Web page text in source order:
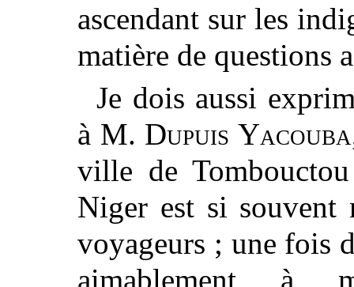
ascendant sur les
matière de questions
Je dois aussi
à M. Dupuis Yacouba
ville de
Niger est si souvent
voyageurs ; une fois
aimablement à